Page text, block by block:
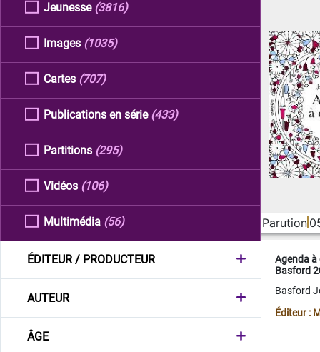
Jeunesse (3816)
Images (1035)
Cartes (707)
Publications en série (433)
Partitions (295)
Vidéos (106)
Multimédia (56)
ÉDITEUR / PRODUCTEUR
AUTEUR
ÂGE
Parution
Agenda
Basford
Basford
Éditeur :